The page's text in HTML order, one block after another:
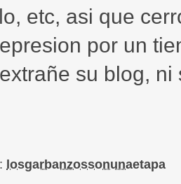
etc, asi que
por un
su blog,
losgarbanzossonunaetapa